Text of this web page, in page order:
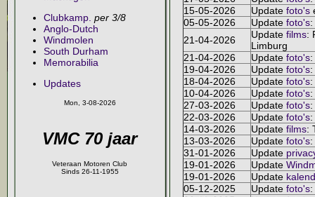
Clubkamp. per 3/8
Anglo-Dutch
Windmolen
South Durham
Memorabilia
Updates
Mon, 3-08-2026
VMC 70 jaar
Veteraan Motoren Club
Sinds 26-11-1955
15-05-2026
Update foto's
05-05-2026
Update foto's:
21-04-2026
Update films:
Limburg
21-04-2026
Update foto's:
19-04-2026
Update foto's:
18-04-2026
Update foto's:
10-04-2026
Update foto's:
27-03-2026
Update foto's:
22-03-2026
Update foto's:
14-03-2026
Update films:
13-03-2026
Update foto's:
31-01-2026
Update
19-01-2026
Update
19-01-2026
Update
05-12-2025
Update foto's: